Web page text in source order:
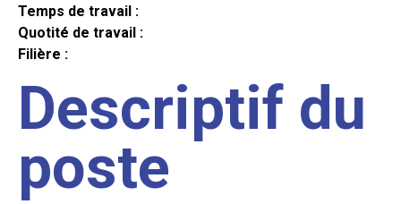
Temps de travail :
Quotité de travail :
Filière :
Descriptif du
poste